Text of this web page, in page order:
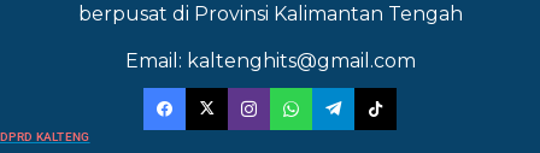
berpusat di Provinsi Kalimantan Tengah
Email: kaltenghits@gmail.com
DPRD KALTENG